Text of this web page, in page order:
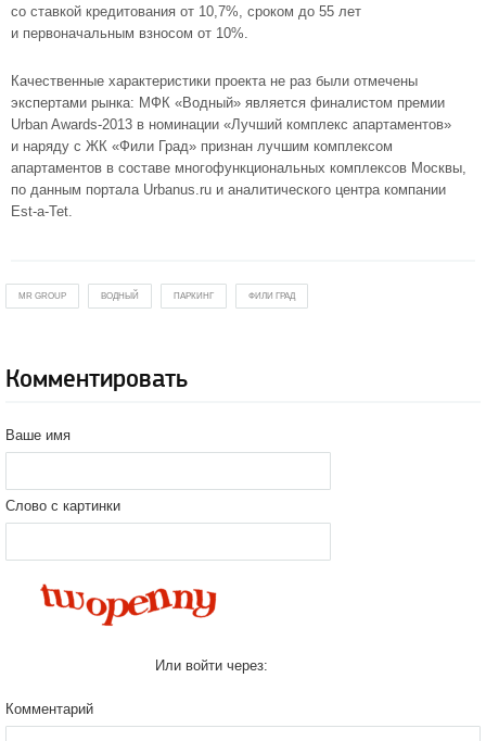
со ставкой кредитования от 10,7%, сроком до 55 лет
и первоначальным взносом от 10%.
Качественные характеристики проекта не раз были отмечены
экспертами рынка: МФК «Водный» является финалистом премии
Urban Awards-2013 в номинации «Лучший комплекс апартаментов»
и наряду с ЖК «Фили Град» признан лучшим комплексом
апартаментов в составе многофункциональных комплексов Москвы,
по данным портала Urbanus.ru и аналитического центра компании
Est-a-Tet.
MR GROUP ВОДНЫЙ ПАРКИНГ ФИЛИ ГРАД
Комментировать
Ваше имя
Слово с картинки
Или войти через:
Комментарий